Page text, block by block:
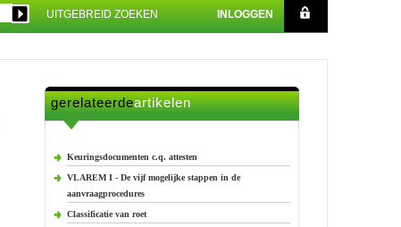
INLOGGEN
UITGEBREID ZOEKEN
gerelateerdeartikelen
Keuringsdocumenten c.q. attesten
VLAREM I - De vijf mogelijke stappen in de
aanvraagprocedures
Classificatie van roet